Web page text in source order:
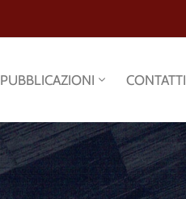
PUBBLICAZIONI CONTATTI